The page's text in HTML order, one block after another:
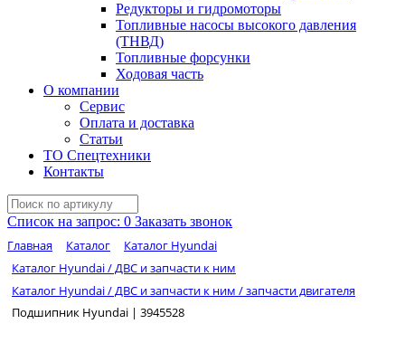
Редукторы и гидромоторы
Топливные насосы высокого давления
(ТНВД)
Топливные форсунки
Ходовая часть
О компании
Сервис
Оплата и доставка
Статьи
ТО Спецтехники
Контакты
Список на запрос: 0 Заказать звонок
Главная Каталог
Каталог Hyundai
Каталог Hyundai / ДВС и запчасти к ним
Каталог Hyundai / ДВС и запчасти к ним / запчасти двигателя
Подшипник Hyundai | 3945528